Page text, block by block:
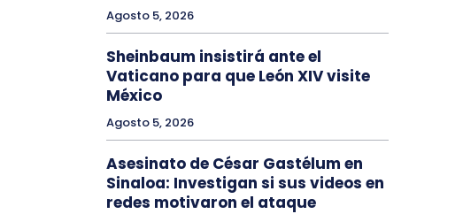
Agosto 5, 2026
Sheinbaum insistirá ante el
Vaticano para que León XIV visite
México
Agosto 5, 2026
Asesinato de César Gastélum en
Sinaloa: Investigan si sus videos en
redes motivaron el ataque